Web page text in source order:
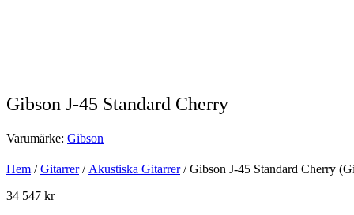
Gibson J-45 Standard Cherry
Varumärke: Gibson
Hem /Gitarrer/Akustiska Gitarrer/ Gibson J-45 Standard Cherry
34 547 kr